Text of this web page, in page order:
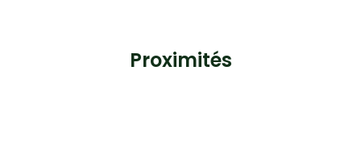
Proximités